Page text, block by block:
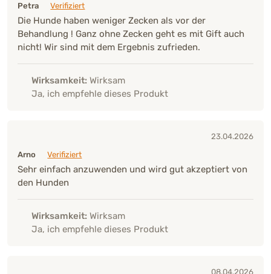
Petra
Verifiziert
Die Hunde haben weniger Zecken als vor der
Behandlung ! Ganz ohne Zecken geht es mit Gift auch
nicht! Wir sind mit dem Ergebnis zufrieden.
Wirksamkeit: Wirksam
Ja, ich empfehle dieses Produkt
23.04.2026
Arno
Verifiziert
Sehr einfach anzuwenden und wird gut akzeptiert von
den Hunden
Wirksamkeit: Wirksam
Ja, ich empfehle dieses Produkt
08.04.2026